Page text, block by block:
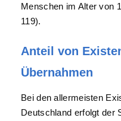
Menschen im Alter von
119).
Anteil von
Übernahmen
Bei den allermeisten
Deutschland erfolgt der